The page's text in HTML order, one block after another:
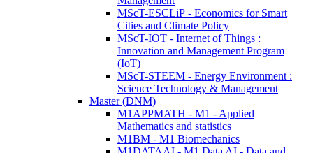
MScT-ESCLiP - Economics for Smart
Cities and Climate Policy
MScT-IOT - Internet of Things :
Innovation and Management Program
(IoT)
MScT-STEEM - Energy Environment :
Science Technology & Management
Master (DNM)
M1APPMATH - M1 - Applied
Mathematics and statistics
M1BM - M1 Biomechanics